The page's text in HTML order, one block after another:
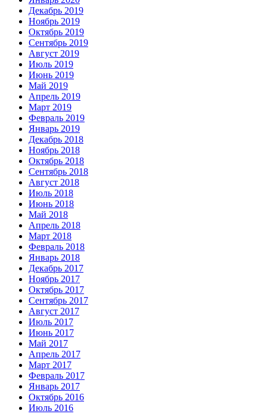
Декабрь 2019
Ноябрь 2019
Октябрь 2019
Сентябрь 2019
Август 2019
Июль 2019
Июнь 2019
Май 2019
Апрель 2019
Март 2019
Февраль 2019
Январь 2019
Декабрь 2018
Ноябрь 2018
Октябрь 2018
Сентябрь 2018
Август 2018
Июль 2018
Июнь 2018
Май 2018
Апрель 2018
Март 2018
Февраль 2018
Январь 2018
Декабрь 2017
Ноябрь 2017
Октябрь 2017
Сентябрь 2017
Август 2017
Июль 2017
Июнь 2017
Май 2017
Апрель 2017
Март 2017
Февраль 2017
Январь 2017
Октябрь 2016
Июль 2016